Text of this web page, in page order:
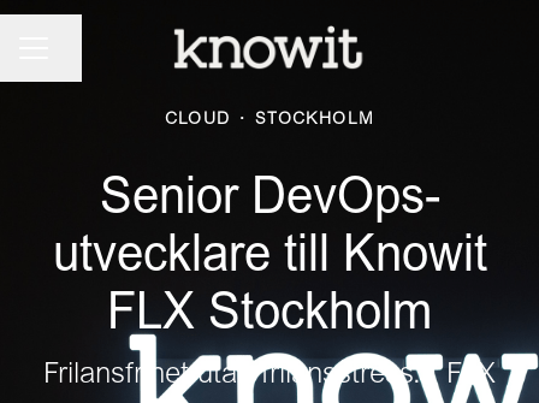
CLOUD · STOCKHOLM
Senior DevOps-
utvecklare till Knowit
FLX Stockholm
Frilansfrihet utan frilansstress. I FLX